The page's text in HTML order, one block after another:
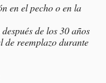
en el pecho o en la
de los 30 años
de reemplazo durante